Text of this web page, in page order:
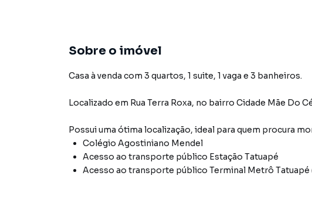
Sobre o imóvel
Casa à venda com 3 quartos, 1 suite, 1 vaga e 3 banheiros.
Localizado em Rua Terra Roxa, no bairro Cidade Mãe Do
Possui uma ótima localização, ideal para quem procura
Colégio Agostiniano Mendel
Acesso ao transporte público Estação Tatuapé
Acesso ao transporte público Terminal Metrô